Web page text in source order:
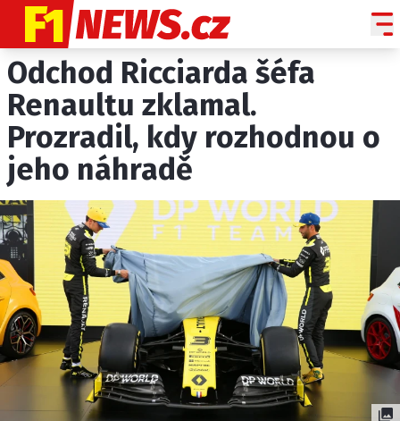
NOVINKY
GRAND PRIX
PADDOCK LINE
TECHNIKA
PROFILY JEZDCŮ
PROFILY TÝMŮ
ROZHOVORY
OSTATNÍ
SLEDUJTE NÁS NA|
ETICKÝ KODEX
Odchod Ricciarda šéfa
Renaultu zklamal.
Prozradil, kdy rozhodnou o
jeho náhradě